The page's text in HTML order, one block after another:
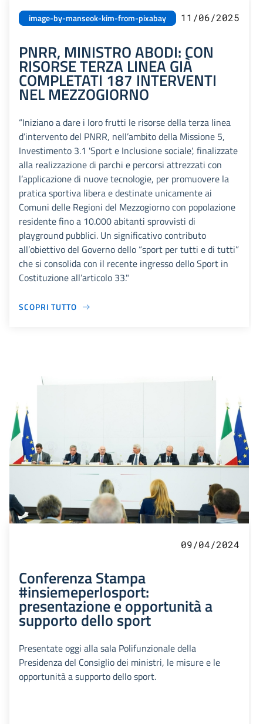
image-by-manseok-kim-from-pixabay 11/06/2025
PNRR, MINISTRO ABODI: CON
RISORSE TERZA LINEA GIÀ
COMPLETATI 187 INTERVENTI
NEL MEZZOGIORNO
“Iniziano a dare i loro frutti le risorse della terza linea
d’intervento del PNRR, nell’ambito della Missione 5,
Investimento 3.1 'Sport e Inclusione sociale', finalizzate
alla realizzazione di parchi e percorsi attrezzati con
l’applicazione di nuove tecnologie, per promuovere la
pratica sportiva libera e destinate unicamente ai
Comuni delle Regioni del Mezzogiorno con popolazione
residente fino a 10.000 abitanti sprovvisti di
playground pubblici. Un significativo contributo
all’obiettivo del Governo dello “sport per tutti e di tutti”
che si consolida con il recente ingresso dello Sport in
Costituzione all’articolo 33."
SCOPRI TUTTO
09/04/2024
Conferenza Stampa
#insiemeperlosport:
presentazione e opportunità a
supporto dello sport
Presentate oggi alla sala Polifunzionale della
Presidenza del Consiglio dei ministri, le misure e le
opportunità a supporto dello sport.